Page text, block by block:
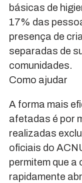
básicas de
17% das
presença de
separadas de
comunidades.
Como ajudar
A forma mais
afetadas é por
realizadas
oficiais do
permitem que
rapidamente